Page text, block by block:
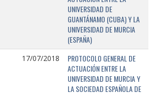
UNIVERSIDAD DE
GUANTÁNAMO (CUBA) Y LA
UNIVERSIDAD DE MURCIA
(ESPAÑA)
17/07/2018
PROTOCOLO GENERAL DE
ACTUACIÓN ENTRE LA
UNIVERSIDAD DE MURCIA Y
LA SOCIEDAD ESPAÑOLA DE